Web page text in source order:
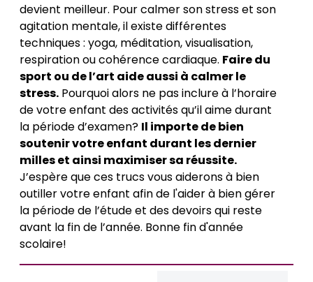
devient meilleur. Pour calmer son stress et son
agitation mentale, il existe différentes
techniques : yoga, méditation, visualisation,
respiration ou cohérence cardiaque. Faire du
sport ou de l’art aide aussi à calmer le
stress. Pourquoi alors ne pas inclure à l’horaire
de votre enfant des activités qu’il aime durant
la période d’examen? Il importe de bien
soutenir votre enfant durant les dernier
milles et ainsi maximiser sa réussite.
J’espère que ces trucs vous aiderons à bien
outiller votre enfant afin de l'aider à bien gérer
la période de l’étude et des devoirs qui reste
avant la fin de l’année. Bonne fin d'année
scolaire!